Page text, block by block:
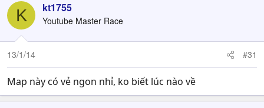
K kt1755
Youtube Master Race
13/1/14 #31
Map này có vẻ ngon nhỉ, ko biết lúc nào về